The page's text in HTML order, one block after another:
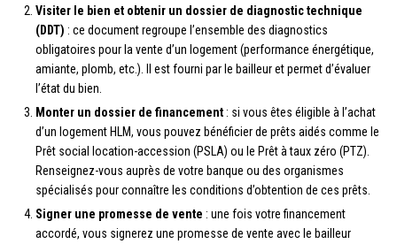
Visiter le bien et obtenir un dossier de diagnostic technique
(DDT) : ce document regroupe l’ensemble des diagnostics
obligatoires pour la vente d’un logement (performance énergétique,
amiante, plomb, etc.). Il est fourni par le bailleur et permet d’évaluer
l’état du bien.
Monter un dossier de financement : si vous êtes éligible à l’achat
d’un logement HLM, vous pouvez bénéficier de prêts aidés comme le
Prêt social location-accession (PSLA) ou le Prêt à taux zéro (PTZ).
Renseignez-vous auprès de votre banque ou des organismes
spécialisés pour connaître les conditions d’obtention de ces prêts.
Signer une promesse de vente : une fois votre financement
accordé, vous signerez une promesse de vente avec le bailleur